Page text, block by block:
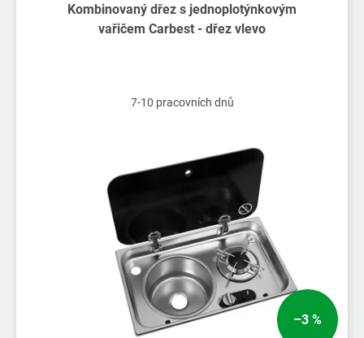
Kombinovaný dřez s jednoplotýnkovým
vařičem Carbest - dřez vlevo
7-10 pracovních dnů
–3 %